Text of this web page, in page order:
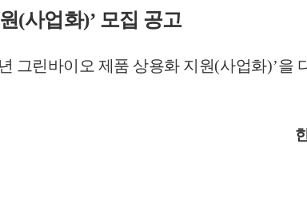
(사업화)’ 모집 공고
그린바이오 제품 상용화 지원(사업화)’을